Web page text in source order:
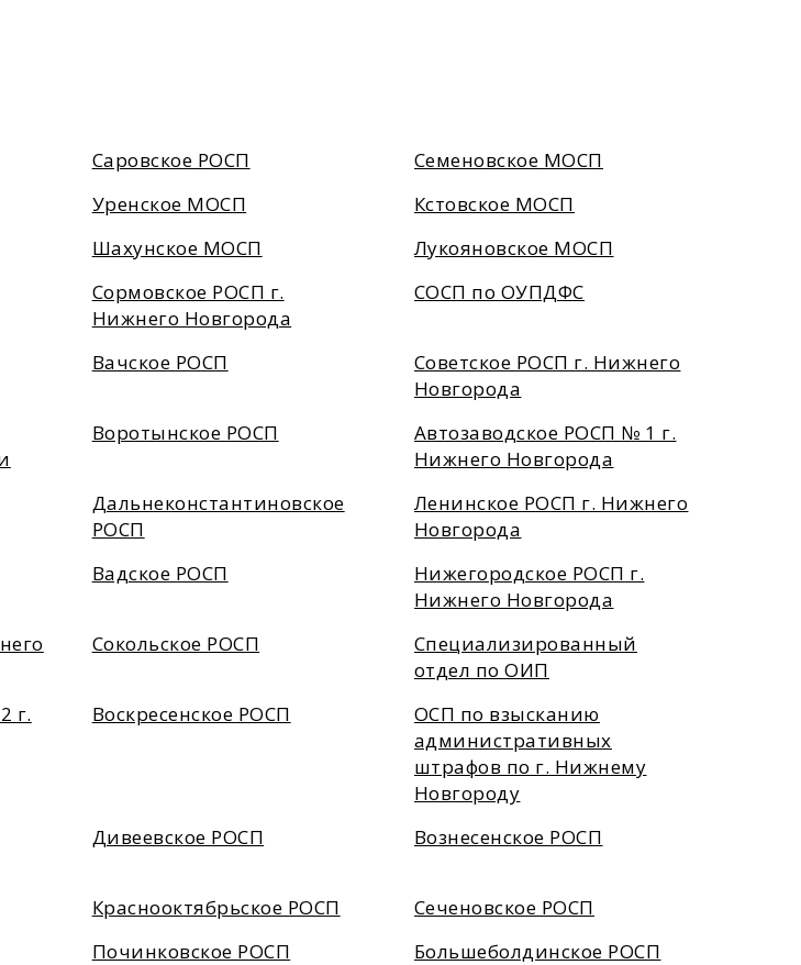
Саровское РОСП
Семеновское МОСП
Уренское МОСП
Кстовское МОСП
Шахунское МОСП
Лукояновское МОСП
Сормовское РОСП г.
Нижнего Новгорода
СОСП по ОУПДФС
Вачское РОСП
Советское РОСП г. Нижнего
Новгорода
Воротынское РОСП
Автозаводское РОСП № 1 г.
Нижнего Новгорода
Дальнеконстантиновское
РОСП
Ленинское РОСП г. Нижнего
Новгорода
Вадское РОСП
Нижегородское РОСП г.
Нижнего Новгорода
Сокольское РОСП
Специализированный
отдел по ОИП
г.
Воскресенское РОСП
ОСП по взысканию
административных
штрафов по г. Нижнему
Новгороду
Дивеевское РОСП Вознесенское РОСП
Краснооктябрьское РОСП
Сеченовское РОСП
Починковское РОСП
Большеболдинское РОСП